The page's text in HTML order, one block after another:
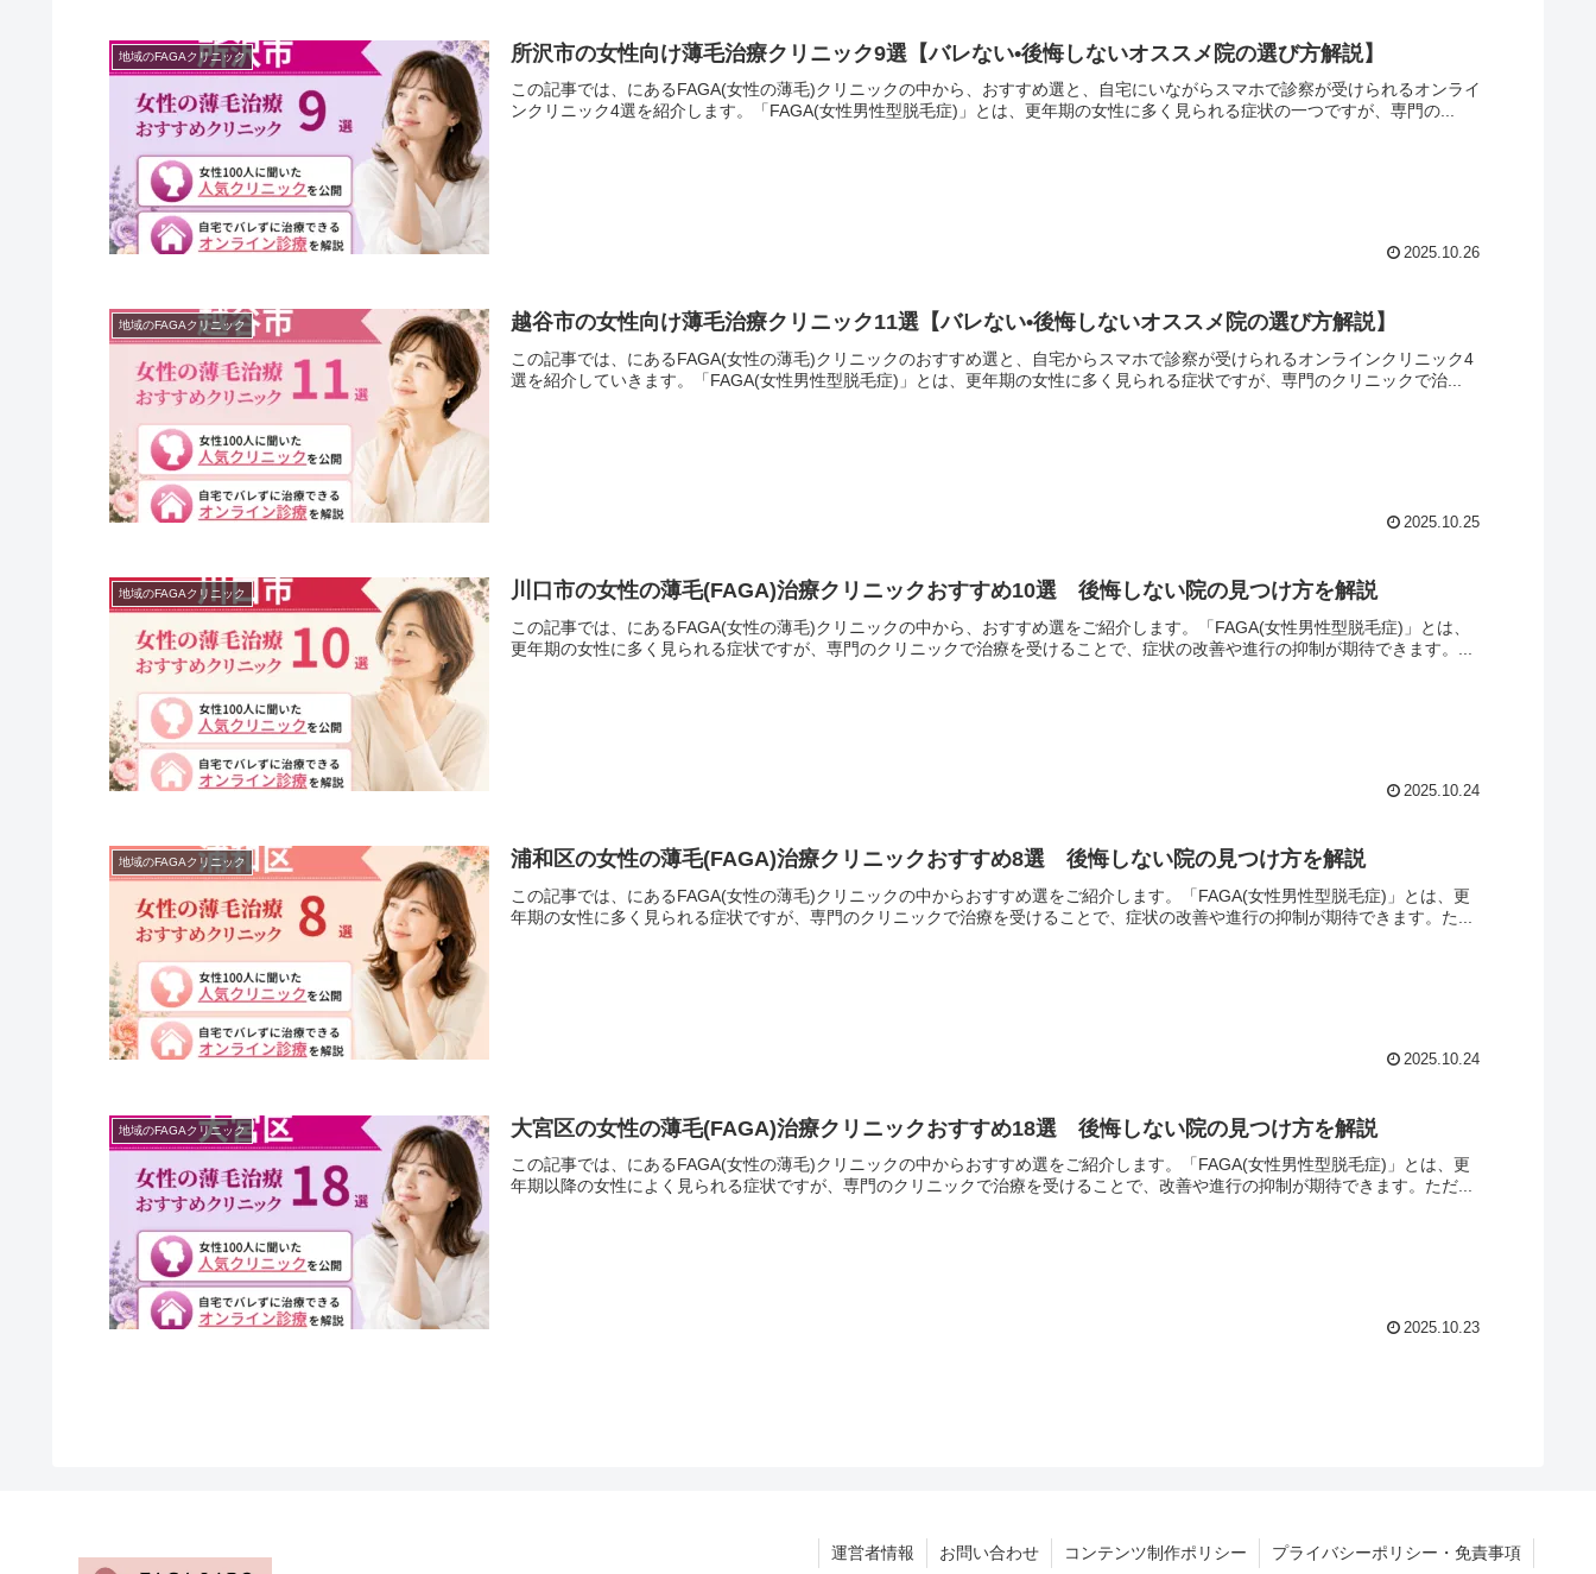
地域のFAGAクリニック 所沢市の女性向け薄毛治療クリニック9選【バレない•後悔しないオススメ院の選び方解説】
この記事では、にあるFAGA(女性の薄毛)クリニックの中から、おすすめ選と、自宅にいながらスマホで診察が受けられるオンライ
ンクリニック4選を紹介します。「FAGA(女性男性型脱毛症)」とは、更年期の女性に多く見られる症状の一つですが、専門の...
2025.10.26
地域のFAGAクリニック 越谷市の女性向け薄毛治療クリニック11選【バレない•後悔しないオススメ院の選び方解説】
この記事では、にあるFAGA(女性の薄毛)クリニックのおすすめ選と、自宅からスマホで診察が受けられるオンラインクリニック4
選を紹介していきます。「FAGA(女性男性型脱毛症)」とは、更年期の女性に多く見られる症状ですが、専門のクリニックで治...
2025.10.25
地域のFAGAクリニック 川口市の女性の薄毛(FAGA)治療クリニックおすすめ10選 後悔しない院の見つけ方を解説
この記事では、にあるFAGA(女性の薄毛)クリニックの中から、おすすめ選をご紹介します。「FAGA(女性男性型脱毛症)」とは、
更年期の女性に多く見られる症状ですが、専門のクリニックで治療を受けることで、症状の改善や進行の抑制が期待できます。...
2025.10.24
地域のFAGAクリニック 浦和区の女性の薄毛(FAGA)治療クリニックおすすめ8選 後悔しない院の見つけ方を解説
この記事では、にあるFAGA(女性の薄毛)クリニックの中からおすすめ選をご紹介します。「FAGA(女性男性型脱毛症)」とは、更
年期の女性に多く見られる症状ですが、専門のクリニックで治療を受けることで、症状の改善や進行の抑制が期待できます。た...
2025.10.24
地域のFAGAクリニック 大宮区の女性の薄毛(FAGA)治療クリニックおすすめ18選 後悔しない院の見つけ方を解説
この記事では、にあるFAGA(女性の薄毛)クリニックの中からおすすめ選をご紹介します。「FAGA(女性男性型脱毛症)」とは、更
年期以降の女性によく見られる症状ですが、専門のクリニックで治療を受けることで、改善や進行の抑制が期待できます。ただ...
2025.10.23
運営者情報 お問い合わせ コンテンツ制作ポリシー プライバシーポリシー・免責事項